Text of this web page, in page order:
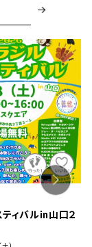
ィバル㏌山口２